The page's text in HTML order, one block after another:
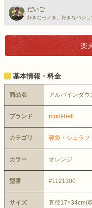
だいご
好きなモノを、好きなバショ
楽
基本情報・料金
商品名 アルパインダ
ブランド mont-bell
カテゴリ 寝袋・シュラフ
カラー オレンジ
型番 #1121300
サイズ 直径17×34cm(